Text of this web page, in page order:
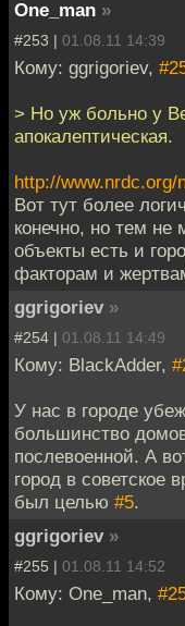
One_man »
#253 | 01.08.11 14:39
Кому: ggrigoriev,
> Но уж больно у
апокалептическая.
http://www.nrdc.org/
Вот тут более
конечно, но тем не
объекты есть и
факторам и
ggrigoriev »
#254 | 01.08.11 14:49
Кому: BlackAdder,
У нас в городе
большинство
послевоенной. А
город в
был целью #5.
ggrigoriev »
#255 | 01.08.11 14:52
Кому: One_man,